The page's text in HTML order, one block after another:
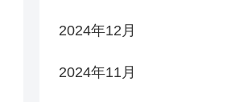
2024年12月
2024年11月